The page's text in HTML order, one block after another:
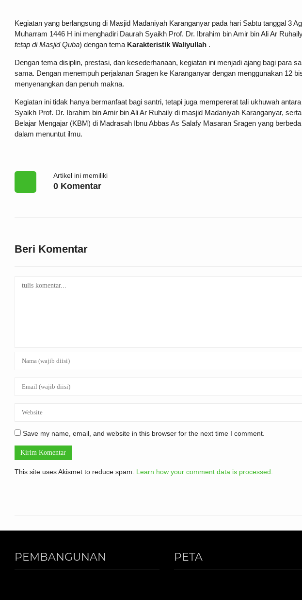
Kegiatan yang berlangsung di Masjid Madaniyah Karanganyar pada hari Sabtu tanggal 3
Muharram 1446 H ini menghadiri Daurah Syaikh Prof. Dr. Ibrahim bin Amir bin Ali Ar
tetap di Masjid Quba) dengan tema Karakteristik Waliyullah .
Dengan tema disiplin, prestasi, dan kesederhanaan, kegiatan ini menjadi ajang bagi para
sama. Dengan menempuh perjalanan Sragen ke Karanganyar dengan menggunakan 12
menyenangkan dan penuh makna.
Kegiatan ini tidak hanya bermanfaat bagi santri, tetapi juga mempererat tali ukhuwah
Syaikh Prof. Dr. Ibrahim bin Amir bin Ali Ar Ruhaily di masjid Madaniyah Karanganyar,
Belajar Mengajar (KBM) di Madrasah Ibnu Abbas As Salafy Masaran Sragen yang
dalam menuntut ilmu.
Artikel ini memiliki
0 Komentar
Beri Komentar
Save my name, email, and website in this browser for the next time I comment.
This site uses Akismet to reduce spam. Learn how your comment data is processed.
PEMBANGUNAN
PETA